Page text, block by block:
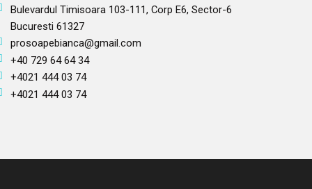
Bulevardul Timisoara 103-111, Corp E6, Sector-6
Bucuresti 61327
prosoapebianca@gmail.com
+40 729 64 64 34
+4021 444 03 74
+4021 444 03 74